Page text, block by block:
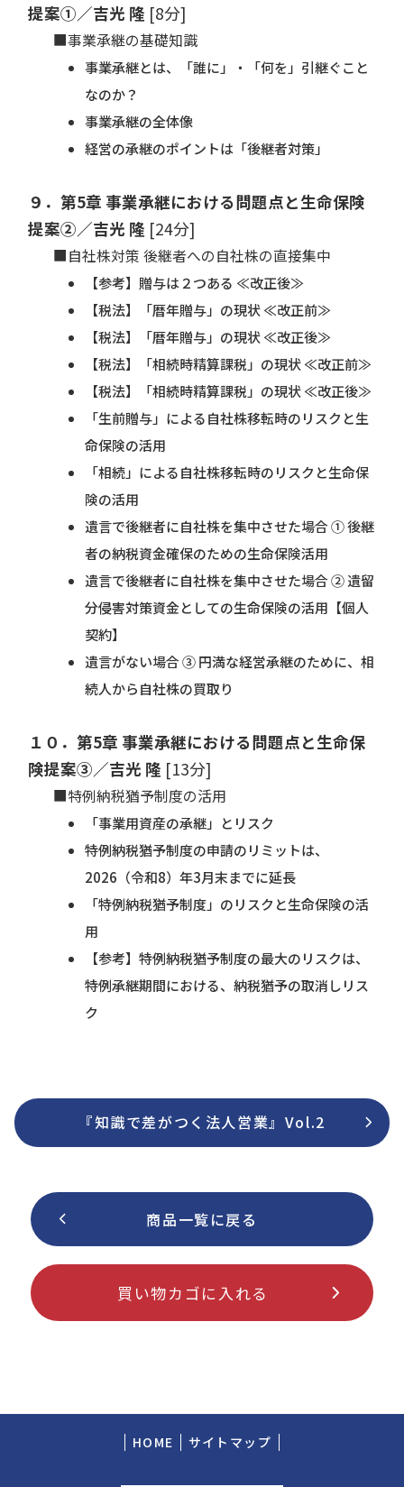
提案①／吉光 隆 [8分]
■事業承継の基礎知識
事業承継とは、「誰に」・「何を」引継ぐこと
なのか？
事業承継の全体像
経営の承継のポイントは「後継者対策」
９．第5章 事業承継における問題点と生命保険
提案②／吉光 隆 [24分]
■自社株対策 後継者への自社株の直接集中
【参考】贈与は２つある ≪改正後≫
【税法】「暦年贈与」の現状 ≪改正前≫
【税法】「暦年贈与」の現状 ≪改正後≫
【税法】「相続時精算課税」の現状 ≪改正前≫
【税法】「相続時精算課税」の現状 ≪改正後≫
「生前贈与」による自社株移転時のリスクと生
命保険の活用
「相続」による自社株移転時のリスクと生命保
険の活用
遺言で後継者に自社株を集中させた場合 ① 後継
者の納税資金確保のための生命保険活用
遺言で後継者に自社株を集中させた場合 ② 遺留
分侵害対策資金としての生命保険の活用【個人
契約】
遺言がない場合 ③ 円満な経営承継のために、相
続人から自社株の買取り
１０．第5章 事業承継における問題点と生命保
険提案③／吉光 隆 [13分]
■特例納税猶予制度の活用
「事業用資産の承継」とリスク
特例納税猶予制度の申請のリミットは、
2026（令和8）年3月末までに延長
「特例納税猶予制度」のリスクと生命保険の活
用
【参考】特例納税猶予制度の最大のリスクは、
特例承継期間における、納税猶予の取消しリス
ク
『知識で差がつく法人営業』Vol.2
商品一覧に戻る
HOME サイトマップ